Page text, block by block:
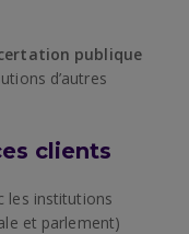
publique
d’autres
clients
les institutions
et parlement)